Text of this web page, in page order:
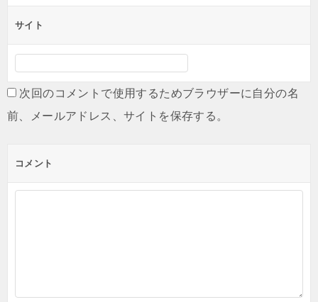
サイト
次回のコメントで使用するためブラウザーに自分の名
前、メールアドレス、サイトを保存する。
コメント